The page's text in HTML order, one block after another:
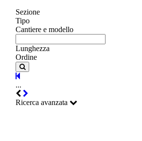
Sezione
Tipo
Cantiere e modello
Lunghezza
Ordine
...
Ricerca avanzata